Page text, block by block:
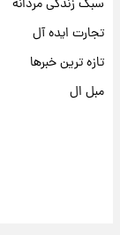
سبک زندگی مردانه
تجارت ایده آل
تازه ترین خبرها
مبل ال